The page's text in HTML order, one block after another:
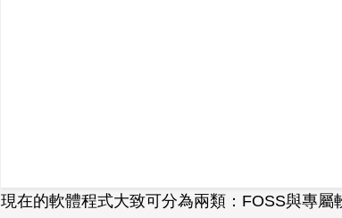
現在的軟體程式大致可分為兩類：FOSS與專